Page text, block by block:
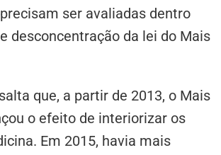
ser avaliadas dentro
desconcentração da lei do Mais
que, a partir de 2013, o Mais
o efeito de interiorizar os
Em 2015, havia mais